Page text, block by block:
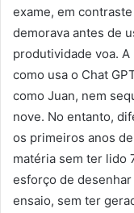
exame, em
demorava antes de
produtividade voa. A
como usa o Chat
como Juan, nem
nove. No entanto,
os primeiros anos
matéria sem ter lido
esforço de
ensaio, sem ter